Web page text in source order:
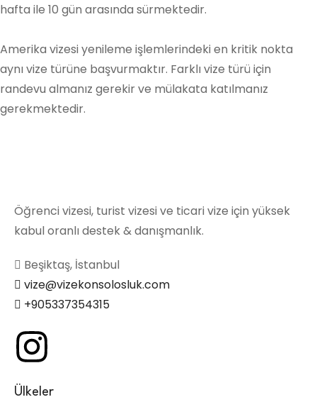
hafta ile 10 gün arasında sürmektedir.
Amerika vizesi yenileme işlemlerindeki en kritik nokta
aynı vize türüne başvurmaktır. Farklı vize türü için
randevu almanız gerekir ve mülakata katılmanız
gerekmektedir.
Öğrenci vizesi, turist vizesi ve ticari vize için yüksek
kabul oranlı destek & danışmanlık.
Beşiktaş, İstanbul
vize@vizekonsolosluk.com
+905337354315
Ülkeler